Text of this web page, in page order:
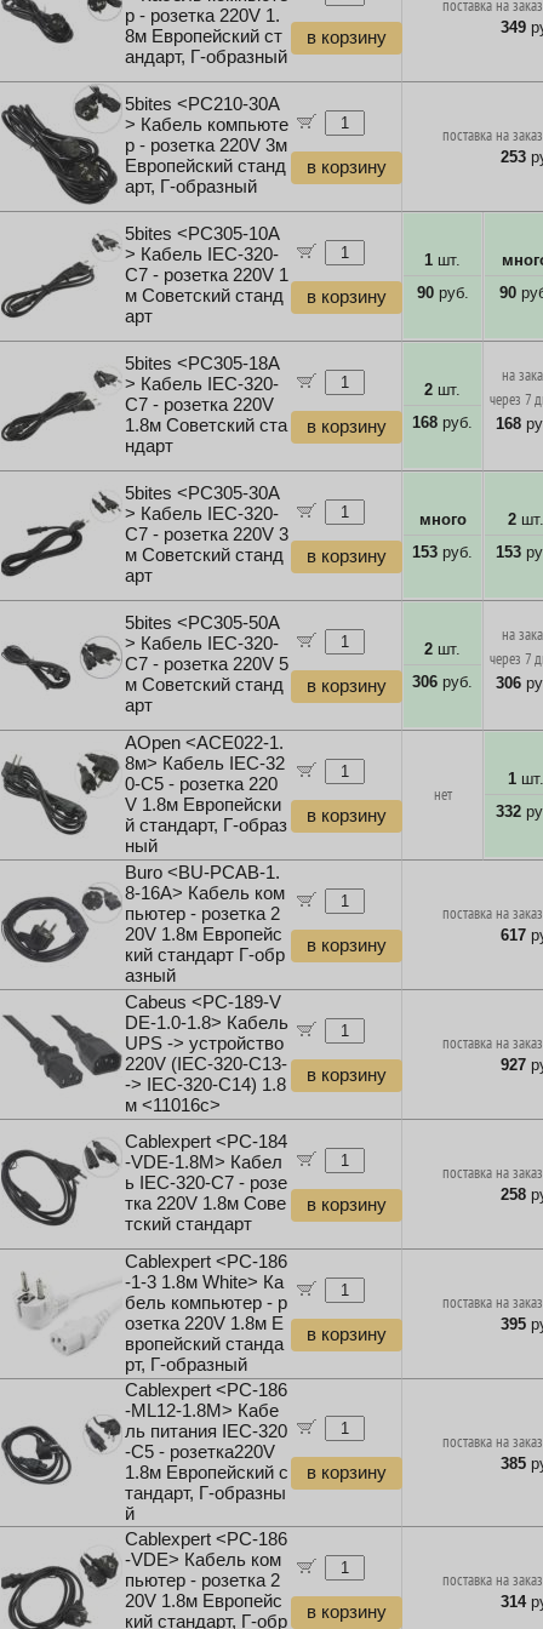
р - розетка 220V 1.
8м Европейский ст
андарт, Г-образный
в корзину
поставка на
349
5bites <PC210-30A
> Кабель компьюте
р - розетка 220V 3м
Европейский станд
арт, Г-образный
в корзину
поставка на
253
5bites <PC305-10A
> Кабель IEC-320-
C7 - розетка 220V 1
м Советский станд
арт
в корзину
1 шт.
90руб.
90
5bites <PC305-18A
> Кабель IEC-320-
C7 - розетка 220V
1.8м Советский ста
ндарт
в корзину
2 шт.
168 руб.
на
через 7
168
5bites <PC305-30A
> Кабель IEC-320-
C7 - розетка 220V 3
м Советский станд
арт
в корзину
много
153 руб.
2шт.
153
5bites <PC305-50A
> Кабель IEC-320-
C7 - розетка 220V 5
м Советский станд
арт
в корзину
2 шт.
306 руб.
на
через 7
306
AOpen <ACE022-1.
8м> Кабель IEC-32
0-C5 - розетка 220
V 1.8м Европейски
й стандарт, Г-образ
ный
в корзину
нет
1шт.
332
Buro <BU-PCAB-1.
8-16A> Кабель ком
пьютер - розетка 2
20V 1.8м Европейс
кий стандарт Г-обр
азный
в корзину
поставка на
617
Cabeus <PC-189-V
DE-1.0-1.8> Кабель
UPS -> устройство
220V (IEC-320-C13-
-> IEC-320-C14) 1.8
м <11016c>
в корзину
поставка на
927
Cablexpert <PC-184
-VDE-1.8M> Кабел
ь IEC-320-C7 - розе
тка 220V 1.8м Сове
тский стандарт
в корзину
поставка на
258
Cablexpert <PC-186
-1-3 1.8м White> Ка
бель компьютер - р
озетка 220V 1.8м Е
вропейский станда
рт, Г-образный
в корзину
поставка на
395
Cablexpert <PC-186
-ML12-1.8M> Кабе
ль питания IEC-320
-C5 - розетка220V
1.8м Европейский с
тандарт, Г-образны
й
в корзину
поставка на
385
Cablexpert <PC-186
-VDE> Кабель ком
пьютер - розетка 2
20V 1.8м Европейс
кий стандарт, Г-обр
в корзину
поставка на
314